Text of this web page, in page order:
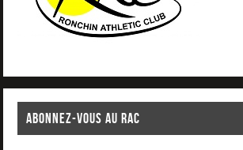
ABONNEZ-VOUS AU RAC